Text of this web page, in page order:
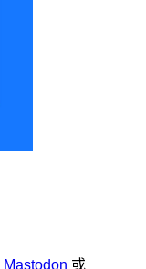
Mastodon 或